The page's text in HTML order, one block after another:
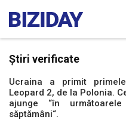
Știri verificate
Ucraina a primit
Leopard 2, de la Polonia.
ajunge “în
săptămâni“.